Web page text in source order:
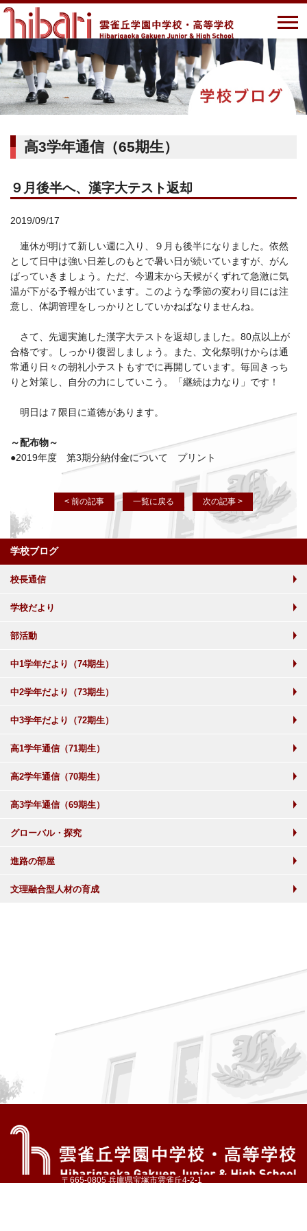
高3学年通信（65期生）
９月後半へ、漢字大テスト返却
2019/09/17
連休が明けて新しい週に入り、９月も後半になりました。依然
として日中は強い日差しのもとで暑い日が続いていますが、がん
ばっていきましょう。ただ、今週末から天候がくずれて急激に気
温が下がる予報が出ています。このような季節の変わり目には注
意し、体調管理をしっかりとしていかねばなりませんね。
さて、先週実施した漢字大テストを返却しました。80点以上が
合格です。しっかり復習しましょう。また、文化祭明けからは通
常通り日々の朝礼小テストもすでに再開しています。毎回きっち
りと対策し、自分の力にしていこう。「継続は力なり」です！
明日は７限目に道徳があります。
～配布物～
●2019年度 第3期分納付金について プリント
< 前の記事 一覧に戻る 次の記事 >
学校ブログ
校長通信
学校だより
部活動
中1学年だより（74期生）
中2学年だより（73期生）
中3学年だより（72期生）
高1学年通信（71期生）
高2学年通信（70期生）
高3学年通信（69期生）
グローバル・探究
進路の部屋
文理融合型人材の育成
〒665-0805 兵庫県宝塚市雲雀丘4-2-1